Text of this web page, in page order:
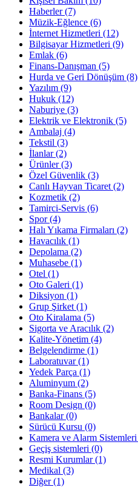
Haberler(7)
Müzik-Eğlence (6)
İnternet Hizmetleri (12)
Bilgisayar Hizmetleri (9)
Emlak (6)
Finans-Danışman (5)
Hurda ve Geri Dönüşüm (8)
Yazılım (9)
Hukuk (12)
Naburiye (3)
Elektrik ve Elektronik (5)
Ambalaj (4)
Tekstil (3)
İlanlar(2)
Ürünler(3)
Özel Güvenlik (3)
Canlı Hayvan Ticaret (2)
Kozmetik (2)
Tamirci-Servis (6)
Spor(4)
Halı Yıkama Firmaları (2)
Havacılık (1)
Depolama (2)
Muhasebe (1)
Otel (1)
Oto Galeri (1)
Diksiyon (1)
Grup Şirket (1)
Oto Kiralama (5)
Sigorta ve Aracılık (2)
Kalite-Yönetim (4)
Belgelendirme (1)
Laboratuvar(1)
Yedek Parça (1)
Aluminyum (2)
Banka-Finans (5)
Room Design (0)
Bankalar(0)
Sürücü Kursu (0)
Kamera ve Alarm Sistemleri
Geçiş sistemleri (0)
Resmi Kurumlar(1)
Medikal (3)
Diğer(1)